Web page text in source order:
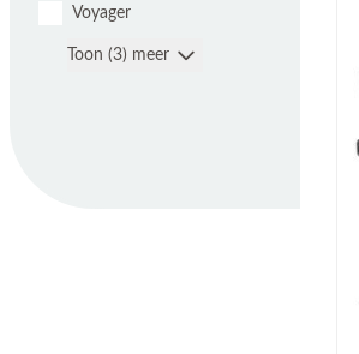
Voyager
Toon (3) meer